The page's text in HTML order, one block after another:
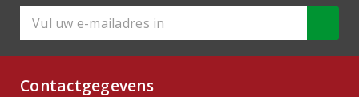
Contactgegevens